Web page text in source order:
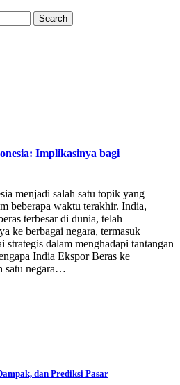
Implikasinya bagi
menjadi salah satu topik yang
beberapa waktu terakhir. India,
terbesar di dunia, telah
ke berbagai negara, termasuk
dalam menghadapi tantangan
India Ekspor Beras ke
satu negara…
dan Prediksi Pasar